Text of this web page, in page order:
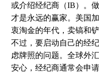
或介绍经纪商（IB）。
才是永远的赢家。美国
衷淘金的年代，卖镐和
不过，要启动自己的经
虑牌照的问题。全球外
安心，经纪商通常会申